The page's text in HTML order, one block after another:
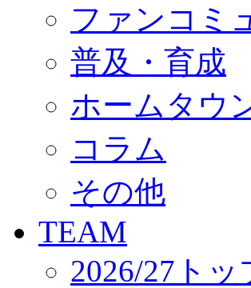
コーチ&スタッフ
ジュニア
ジュニアユース
ユース
練習拠点（ナラディーア）
SCHOOL
CLUB
パートナー募集
クラブ理念
サステナビリティ
Web制作支援
応援プロジェクト
ファンコミ
普及・育成
ホームタウ
コラム
その他
TEAM
2026/27ト